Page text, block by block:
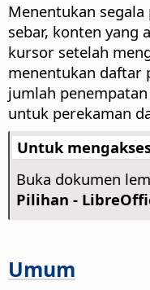
Menentukan
sebar, konten yang
kursor setelah
menentukan daftar
jumlah
untuk perekaman
Untuk
Buka dokumen
Pilihan -
Umum